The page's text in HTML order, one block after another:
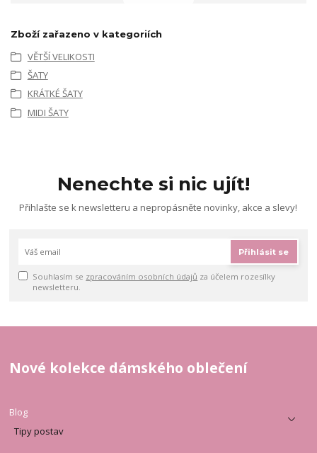
Zboží zařazeno v kategoriích
VĚTŠÍ VELIKOSTI
ŠATY
KRÁTKÉ ŠATY
MIDI ŠATY
Nenechte si nic ujít!
Přihlašte se k newsletteru a nepropásněte novinky, akce a slevy!
Přihlásit se
Souhlasím se zpracováním osobních údajů za účelem rozesílky
newsletteru.
Nové kolekce dámského oblečení
Blog
Tipy postav